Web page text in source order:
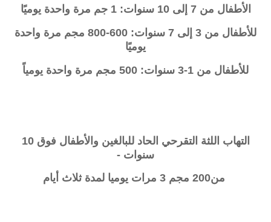
الأطفال من 7 إلى 10 سنوات: 1 جم مرة واحدة يوميًا
للأطفال من 3 إلى 7 سنوات: 600-800 مجم مرة واحدة
يوميًا
للأطفال من 1-3 سنوات: 500 مجم مرة واحدة يومياً
التهاب اللثة التقرحي الحاد للبالغين والأطفال فوق 10
سنوات -
من200 مجم 3 مرات يوميا لمدة ثلاث أيام